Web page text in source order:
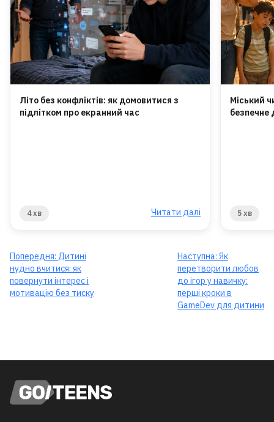
Літо без конфліктів: як домовитися з
підлітком про екранний час
4 хв Читати далі
Міський
безпечне
5 хв
Попередня: Дитині
нудно вчитися: як
повернути інтерес і
мотивацію без тиску
Наступна: Як
перетворити любов
до ігор у навичку:
перші кроки в
GameDev для дитини